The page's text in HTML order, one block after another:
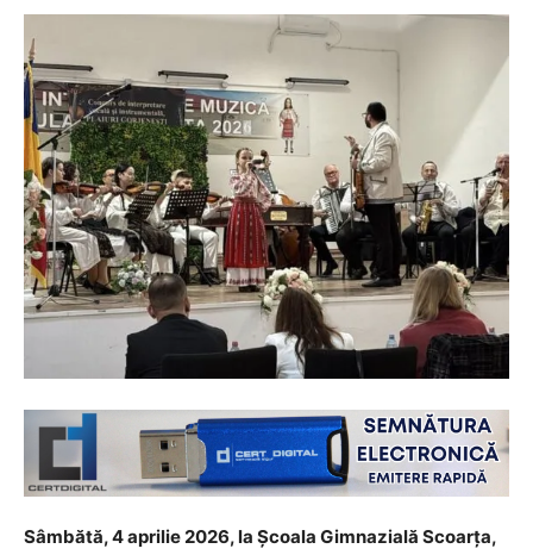
Sâmbătă, 4 aprilie 2026, la Școala Gimnazială Scoarța,